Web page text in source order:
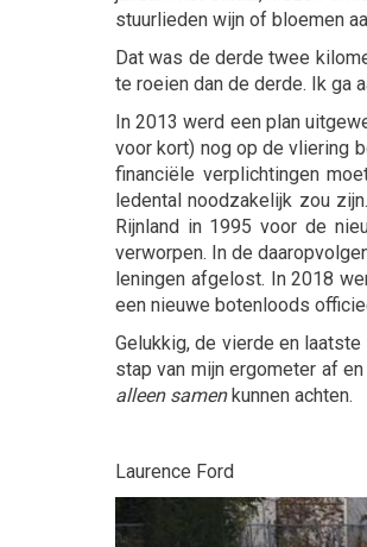
stuurlieden wijn of bloemen
Dat was de derde twee
te roeien dan de derde. Ik ga
In 2013 werd een plan
voor kort) nog op de vliering
financiële verplichtingen
ledental noodzakelijk zou
Rijnland in 1995 voor de
verworpen. In de
leningen afgelost. In 2018
een nieuwe botenloods
Gelukkig, de vierde en
stap van mijn ergometer af
alleen samenkunnen achten.
Laurence Ford